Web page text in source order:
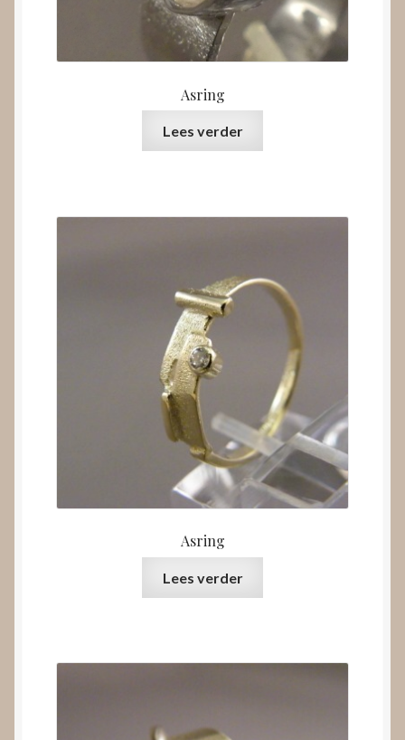
Asring
Lees verder
Asring
Lees verder